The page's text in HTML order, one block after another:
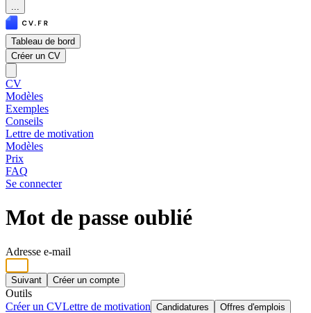
...
Tableau de bord
Créer un CV
CV
Modèles
Exemples
Conseils
Lettre de motivation
Modèles
Prix
FAQ
Se connecter
Mot de passe oublié
Adresse e-mail
Suivant Créer un compte
Outils
Créer un CVLettre de motivation Candidatures Offres d'emplois